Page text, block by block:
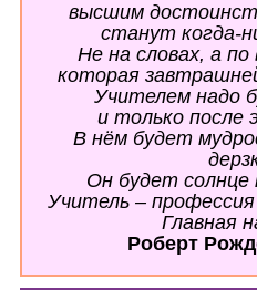
высшим
станут когда-
Не на словах, а
которая
Учителем надо
и только после
В нём будет
Он будет солнце
Учитель –
Главная
Роберт